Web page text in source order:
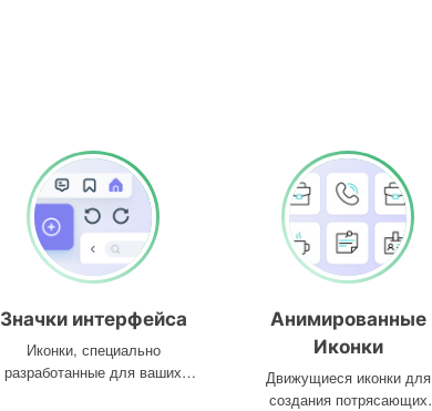
Значки интерфейса
Иконки, специально
разработанные для ваших
Анимированные
Иконки
Движущиеся иконки для
создания потрясающих